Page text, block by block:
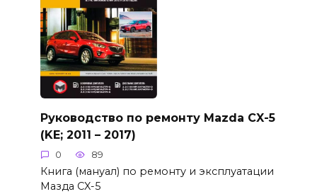
Руководство по ремонту Mazda CX-5
(KE; 2011 – 2017)
0 89
Книга (мануал) по ремонту и эксплуатации
Мазда CX-5